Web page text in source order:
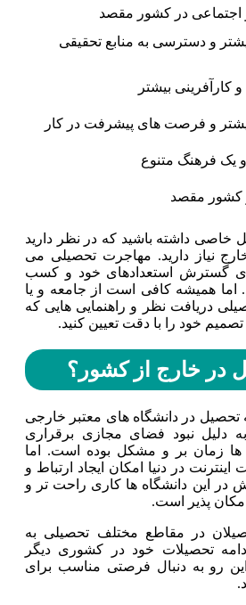
در کشور مقصد
و دسترسی به منابع تحقیقی
بیشتر
و فرصت های پیشرفت در کار
یک فرهنگ متنوع
کشور مقصد
خاصی داشته باشید که در نظر دارید
نیاز دارید. مهاجرت تحصیلی می
گسترش استعدادهای خود و کسب
اما همیشه کافی است از جامعه و یا
دریافت نظر و راهنمایی هایی که
خود را با دقت تعیین کنید.
در خارج از کشور؟
تحصیل در دانشگاه های معتبر خارجی
دلیل نبود فضای مجازی برقراری
ها زمان بر و مشکل بوده است. اما
در دنیا امکان ایجاد ارتباط و
در این دانشگاه ها کاری راحت تر و
پذیر است.
در مقاطع مختلف تحصیلی به
تحصیلات خود در کشوری دیگر
این رو به دنبال فرصتی مناسب برای